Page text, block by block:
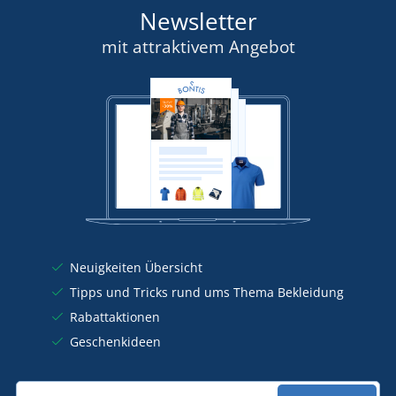
Newsletter
mit attraktivem Angebot
Neuigkeiten Übersicht
Tipps und Tricks rund ums Thema Bekleidung
Rabattaktionen
Geschenkideen